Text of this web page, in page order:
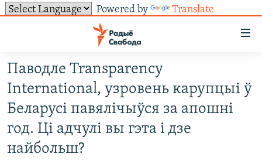
Powered by Translate
ўнівэрсальнага
доступу
Перайсьці
да
галоўнага
зьместу
Перайсьці
да
НАВІНЫ
ВІДЭА І ФОТА
ЛЮДЗІ
ТОЛЬКІ НА СВАБОДЗЕ
ТЭСТЫ
БЛОГІ
СУВЯЗЬ
АБЫСЬЦІ БЛЯКАВАНЬНЕ
ПАДПІСАЦЦА
Паводле Transparency
International, узровень карупцыі ў
Беларусі павялічыўся за апошні
год. Ці адчулі вы гэта і дзе
найбольш?